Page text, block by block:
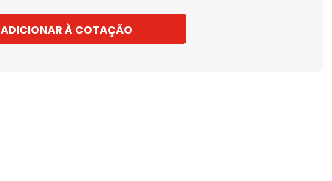
ADICIONAR À COTAÇÃO